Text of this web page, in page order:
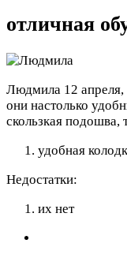
отличная
Людмила 12
они настолько
скользкая подошва,
удобная
Недостатки:
их нет